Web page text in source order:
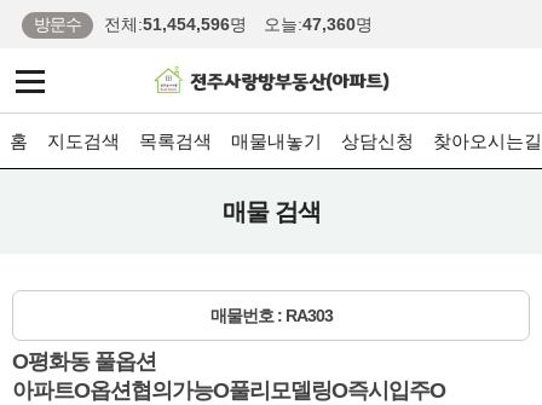
방문수 전체:51,454,596명 오늘:47,360명
홈 지도검색 목록검색 매물내놓기 상담신청 찾아오시는길
매물 검색
매물번호 : RA303
O평화동 풀옵션
아파트O옵션협의가능O풀리모델링O즉시입주O